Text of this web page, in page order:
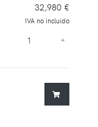
32,980 €
IVA no incluido
+